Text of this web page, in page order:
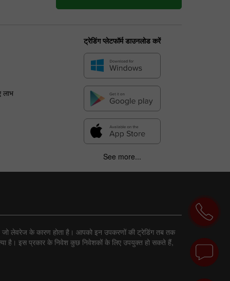
लाभ
ट्रेडिंग प्लेटफॉर्म डाउनलोड करें
See more...
है, जो लेवरेज के कारण होता है। आपको इन उपकरणों की ट्रेडिंग तब तक
है। इस प्रकार के निवेश कुछ निवेशकों के लिए उपयुक्त हो सकते हैं,